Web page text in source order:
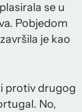
se u
Pobjedom
je kao
protiv drugog
No,